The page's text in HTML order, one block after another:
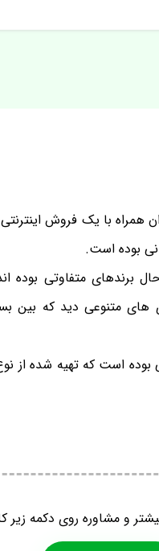
با یک فروش
بوده است.
متفاوتی بوده اند
های متنوعی دید که بین
است که تهیه شده از
و مشاوره روی دکمه زیر